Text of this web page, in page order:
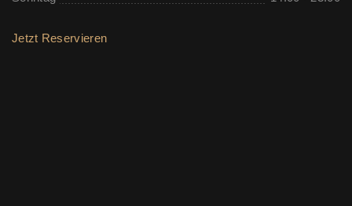
Jetzt Reservieren